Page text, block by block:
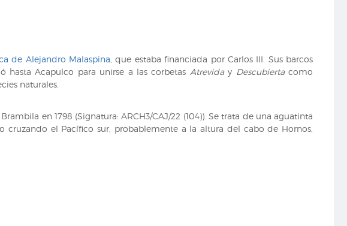
de Alejandro Malaspina , que estaba financiada por Carlos III. Sus barcos
hasta Acapulco para unirse a las corbetas Atreviday Descubiertacomo
naturales.
en 1798 (Signatura: ARCH3/CAJ/22 (104)). Se trata de una aguatinta
el Pacífico sur, probablemente a la altura del cabo de Hornos,